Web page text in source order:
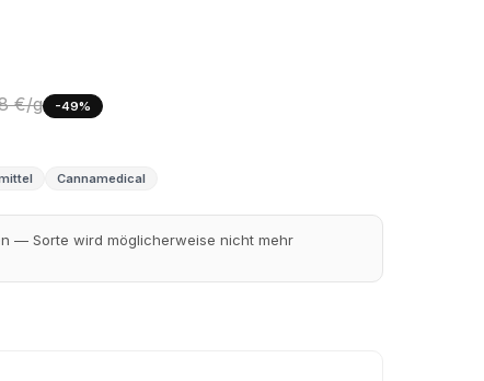
€/g
-49%
Cannamedical
— Sorte wird möglicherweise nicht mehr